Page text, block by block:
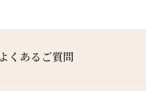
よくあるご質問